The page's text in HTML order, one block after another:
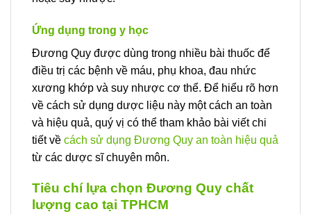
Ứng dụng trong y học
Đương Quy được dùng trong nhiều bài thuốc để
điều trị các bệnh về máu, phụ khoa, đau nhức
xương khớp và suy nhược cơ thể. Để hiểu rõ hơn
về cách sử dụng dược liệu này một cách an toàn
và hiệu quả, quý vị có thể tham khảo bài viết chi
tiết về cách sử dụng Đương Quy an toàn hiệu quả
từ các dược sĩ chuyên môn.
Tiêu chí lựa chọn Đương Quy chất
lượng cao tại TPHCM